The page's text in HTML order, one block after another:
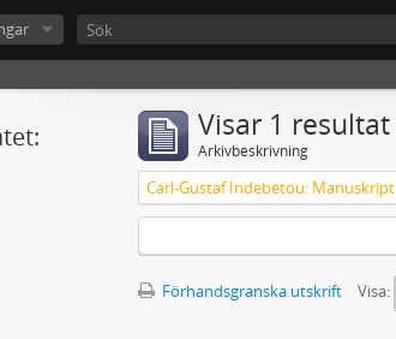
Visar 1 resultat
Arkivbeskrivning
Carl-Gustaf Indebetou: Manuskript
Förhandsgranska utskrift
Visa: